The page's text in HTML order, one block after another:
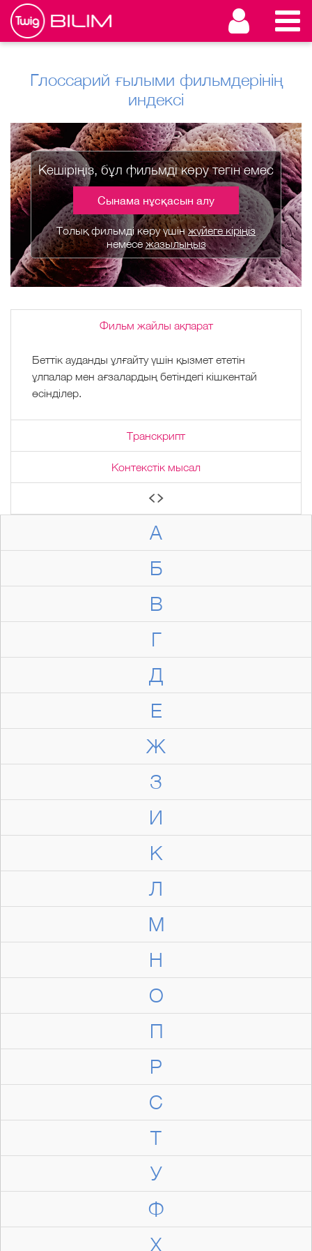
Глоссарий ғылыми фильмдерінің
индексі
А
Б
В
Г
Д
Е
Ж
З
И
К
Л
М
Н
О
П
Р
С
Т
У
Ф
Х
Кешіріңіз, бұл фильмді көру тегін емес
Сынама нұсқасын алу
Толық фильмді көру үшінжүйеге кіріңіз
немесежазылыңыз
Фильм жайлы ақпарат
Беттік ауданды ұлғайту үшін қызмет ететін
ұлпалар мен ағзалардың бетіндегі кішкентай
өсінділер.
Транскрипт
Контекстік мысал